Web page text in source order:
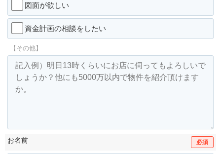
図面が欲しい
資金計画の相談をしたい
【その他】
お名前 必須